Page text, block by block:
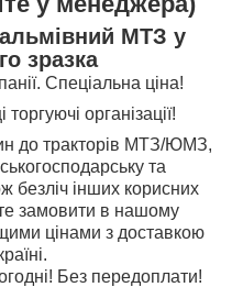
МТЗ у
зразка
Спеціальна ціна!
організації!
до тракторів МТЗ/ЮМЗ,
та
безліч інших корисних
замовити в нашому
цінами з доставкою
Без передоплати!